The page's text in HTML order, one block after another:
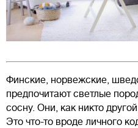
Финские, норвежские,
предпочитают светлые
сосну. Они, как никто
Это что-то вроде личного